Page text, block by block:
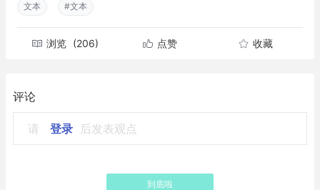
文本 #文本
浏览 (206) 点赞 收藏
评论
请 登录 后发表观点
到底啦